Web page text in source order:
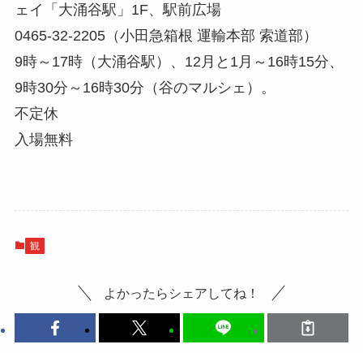
ェイ「大涌谷駅」1F、駅前広場
0465-32-2205（小田急箱根 運輸本部 索道部）
9時～17時（大涌谷駅）、12月と1月～16時15分、
9時30分～16時30分（谷のマルシェ）。
不定休
入場無料
観
よかったらシェアしてね！